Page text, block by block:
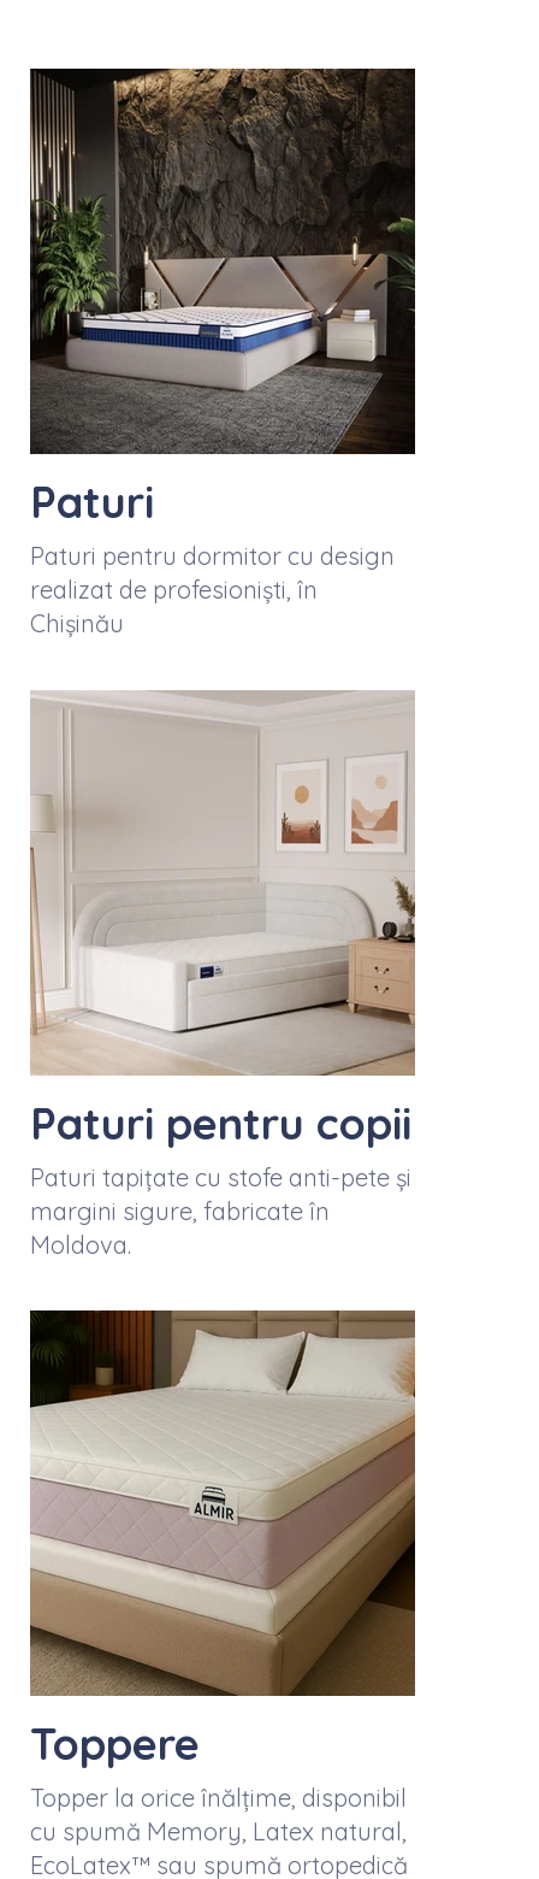
Paturi
Paturi pentru dormitor cu design
realizat de profesioniști, în
Chișinău
Paturi pentru copii
Paturi tapițate cu stofe anti-pete și
margini sigure, fabricate în
Moldova.
Toppere
Topper la orice înălțime, disponibil
cu spumă Memory, Latex natural,
EcoLatex™ sau spumă ortopedică